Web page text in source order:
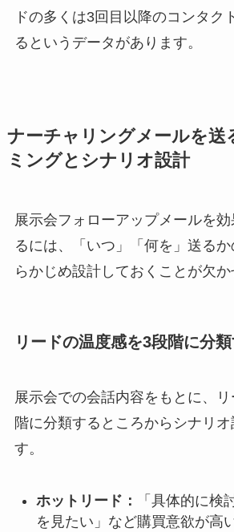
ドの多くは3回目以降のコンタク
るというデータがあります。
ナーチャリングメールを送
ミングとシナリオ設計
展示会フォローアップメールを
るには、「いつ」「何を」送る
らかじめ設計しておくことが欠か
リードの温度感を3段階に分
展示会での会話内容をもとに、
階に分類するところからシナリ
す。
ホットリード：
「具体的に検
を見たい」など購買意欲が高